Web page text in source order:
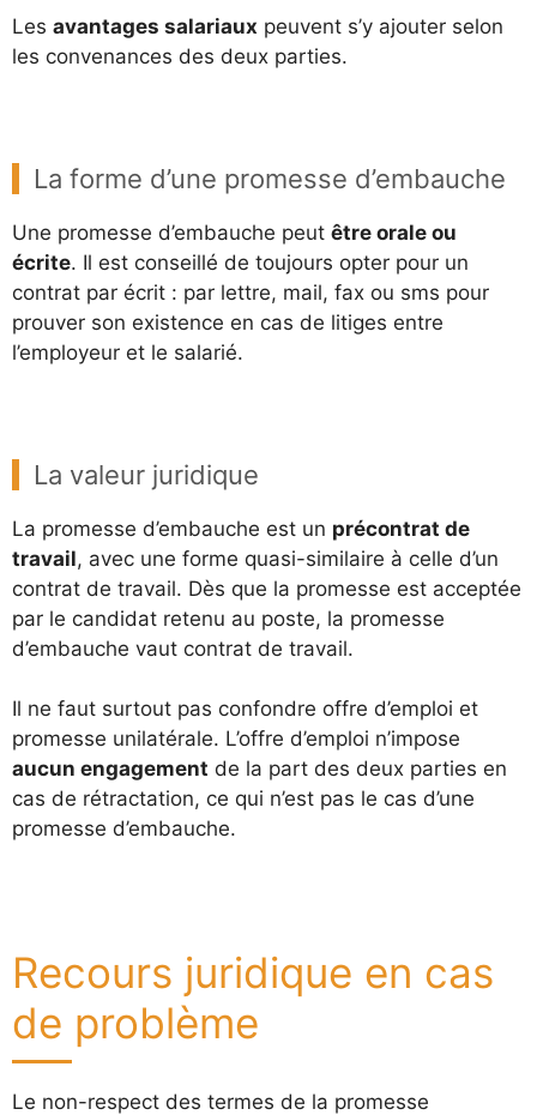
Les avantages salariaux peuvent s’y ajouter selon
les convenances des deux parties.
La forme d’une promesse d’embauche
Une promesse d’embauche peut être orale ou
écrite. Il est conseillé de toujours opter pour un
contrat par écrit : par lettre, mail, fax ou sms pour
prouver son existence en cas de litiges entre
l’employeur et le salarié.
La valeur juridique
La promesse d’embauche est un précontrat de
travail, avec une forme quasi-similaire à celle d’un
contrat de travail. Dès que la promesse est acceptée
par le candidat retenu au poste, la promesse
d’embauche vaut contrat de travail.
Il ne faut surtout pas confondre offre d’emploi et
promesse unilatérale. L’offre d’emploi n’impose
aucun engagement de la part des deux parties en
cas de rétractation, ce qui n’est pas le cas d’une
promesse d’embauche.
Recours juridique en cas
de problème
Le non-respect des termes de la promesse